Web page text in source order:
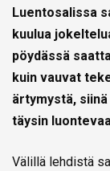
Luentosalissa
kuulua
pöydässä
kuin vauvat
ärtymystä,
täysin
Välillä lehdistä